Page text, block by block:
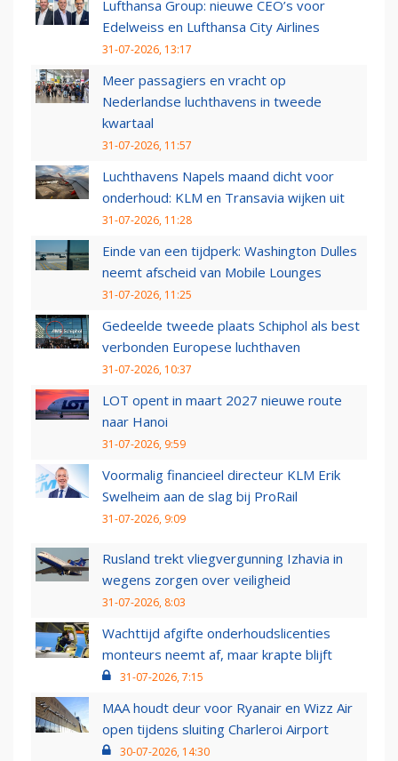
Lufthansa Group: nieuwe CEO’s voor
Edelweiss en Lufthansa City Airlines
31-07-2026, 13:17
Meer passagiers en vracht op
Nederlandse luchthavens in tweede
kwartaal
31-07-2026, 11:57
Luchthavens Napels maand dicht voor
onderhoud: KLM en Transavia wijken uit
31-07-2026, 11:28
Einde van een tijdperk: Washington Dulles
neemt afscheid van Mobile Lounges
31-07-2026, 11:25
Gedeelde tweede plaats Schiphol als best
verbonden Europese luchthaven
31-07-2026, 10:37
LOT opent in maart 2027 nieuwe route
naar Hanoi
31-07-2026, 9:59
Voormalig financieel directeur KLM Erik
Swelheim aan de slag bij ProRail
31-07-2026, 9:09
Rusland trekt vliegvergunning Izhavia in
wegens zorgen over veiligheid
31-07-2026, 8:03
Wachttijd afgifte onderhoudslicenties
monteurs neemt af, maar krapte blijft
31-07-2026, 7:15
MAA houdt deur voor Ryanair en Wizz Air
open tijdens sluiting Charleroi Airport
30-07-2026, 14:30